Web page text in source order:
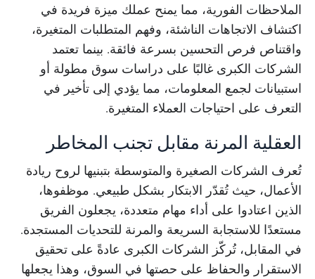
الملاحظات الفورية، مما يمنح عملك ميزة فريدة في
اكتشاف الاتجاهات الناشئة، وفهم المتطلبات المتغيرة،
واقتناص فرص التحسين بسرعة فائقة. بينما تعتمد
الشركات الكبرى غالبًا على دراسات سوق مطولة أو
استبيانات لجمع المعلومات، مما يؤدي إلى تأخير في
التعرف على احتياجات العملاء المتغيرة.
العقلية المرنة مقابل تجنب المخاطر
تُعرف الشركات الصغيرة والمتوسطة بتبنيها لروح ريادة
الأعمال، حيث تُقدّر الابتكار بشكل طبيعي. موظفوها،
الذين اعتادوا على أداء مهام متعددة، يجعلون الفريق
مستعدًا للاستجابة السريعة والمرنة للتحديات المستجدة.
في المقابل، تُركّز الشركات الكبرى عادةً على تحقيق
الاستقرار والحفاظ على حصتها في السوق، وهذا يجعلها